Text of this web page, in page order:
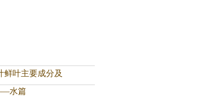
鲜叶主要成分及